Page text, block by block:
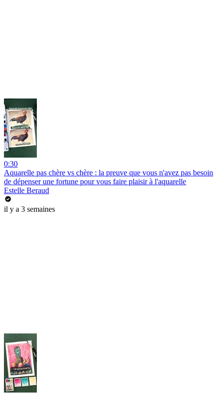
0:30
Aquarelle pas chère vs chère : la preuve que vous n'avez pas besoin
de dépenser une fortune pour vous faire plaisir à l'aquarelle
Estelle Beraud
il y a 3 semaines